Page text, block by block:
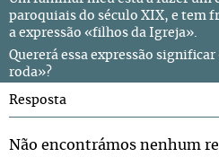
paroquiais do século XIX, e tem
a expressão «filhos da Igreja».
Quererá essa expressão
roda»?
Resposta
Não encontrámos nenhum